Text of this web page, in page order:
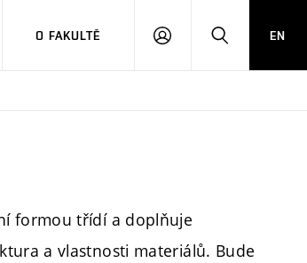
O FAKULTĚ
PŘIHLÁŠENÍHLEDAT
EN
formou třídí a doplňuje
a vlastnosti materiálů. Bude